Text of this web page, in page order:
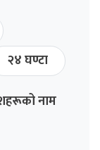
२४ घण्टा
नाम